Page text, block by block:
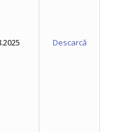
Descarcă